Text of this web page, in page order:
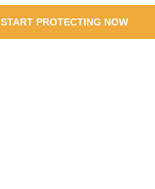
START PROTECTING NOW